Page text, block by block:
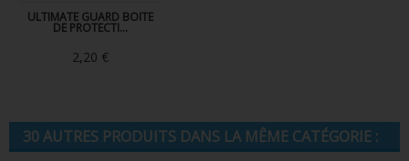
ULTIMATE GUARD BOITE
DE PROTECTI...
2,20 €
30 AUTRES PRODUITS DANS LA MÊME CATÉGORIE :